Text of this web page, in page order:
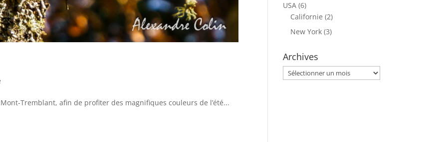
Tremblant, afin de profiter des magnifiques couleurs de l’été...
USA (6)
Californie (2)
New York (3)
Archives
Archives